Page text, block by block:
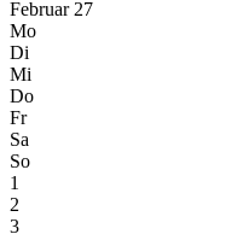
Februar 27
Mo
Di
Mi
Do
Fr
Sa
So
1
2
3